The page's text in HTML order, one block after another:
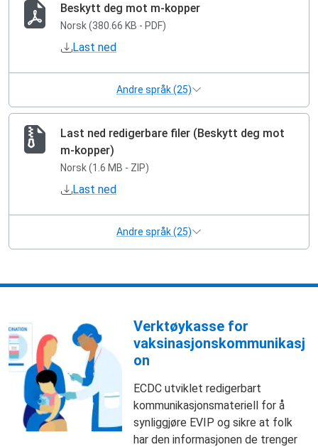
Beskytt deg mot m-kopper
Norsk (380.66 KB - PDF)
Last ned
Andre språk (25)
Last ned redigerbare filer (Beskytt deg mot
m-kopper)
Norsk (1.6 MB - ZIP)
Last ned
Andre språk (25)
Verktøykasse for
vaksinasjonskommunikasj
on
ECDC utviklet redigerbart
kommunikasjonsmateriell for å
synliggjøre EVIP og sikre at folk
har den informasjonen de trenger